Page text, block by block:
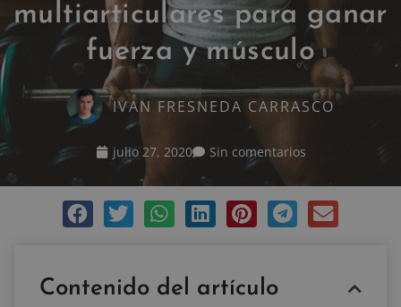
multiarticulares para ganar
fuerza y músculo
IVAN FRESNEDA CARRASCO
julio 27, 2020 Sin comentarios
Contenido del artículo